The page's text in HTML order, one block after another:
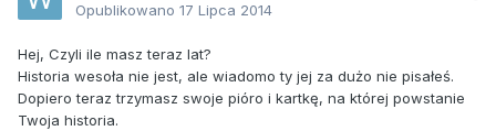
Opublikowano 17 Lipca 2014
Hej, Czyli ile masz teraz lat?
Historia wesoła nie jest, ale wiadomo ty jej za dużo nie pisałeś.
Dopiero teraz trzymasz swoje pióro i kartkę, na której powstanie
Twoja historia.